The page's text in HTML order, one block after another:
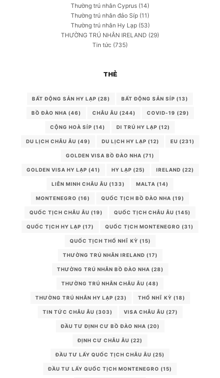
Thường trú nhân Cyprus (14)
Thường trú nhân đảo Síp (11)
Thường trú nhân Hy Lạp(53)
THƯỜNG TRÚ NHÂN IRELAND (29)
Tin tức (735)
THẺ
BẤT ĐỘNG SẢN HY LẠP (28) BẤT ĐỘNG SẢN SÍP (13)
BỒ ĐÀO NHA (46) CHÂU ÂU (244) COVID-19 (29)
CỘNG HOÀ SÍP (14) DI TRÚ HY LẠP (12)
DU LỊCH CHÂU ÂU (49) DU LỊCH HY LẠP (12) EU (231)
GOLDEN VISA BỒ ĐÀO NHA (71)
GOLDEN VISA HY LẠP (41) HY LẠP (25) IRELAND (22)
LIÊN MINH CHÂU ÂU (133) MALTA (14)
MONTENEGRO (16) QUỐC TỊCH BỒ ĐÀO NHA (19)
QUỐC TỊCH CHÂU ÂU (19) QUỐC TỊCH CHÂU ÂU (145)
QUỐC TỊCH HY LẠP (17) QUỐC TỊCH MONTENEGRO (31)
QUỐC TỊCH THỔ NHĨ KỲ (15)
THƯỜNG TRÚ NHÂN IRELAND (17)
THƯỜNG TRÚ NHÂN BỒ ĐÀO NHA (28)
THƯỜNG TRÚ NHÂN CHÂU ÂU (48)
THƯỜNG TRÚ NHÂN HY LẠP (23) THỔ NHĨ KỲ (18)
TIN TỨC CHÂU ÂU (303) VISA CHÂU ÂU (27)
ĐẦU TƯ ĐỊNH CƯ BỒ ĐÀO NHA (20)
ĐỊNH CƯ CHÂU ÂU (22)
ĐẦU TƯ LẤY QUỐC TỊCH CHÂU ÂU (25)
ĐẦU TƯ LẤY QUỐC TỊCH MONTENEGRO (15)